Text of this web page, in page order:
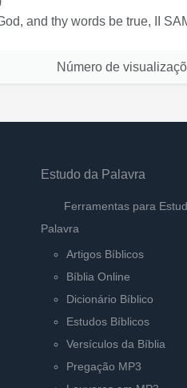
and thy words be true, II
Número de
Estudo da Palavra
Ferramentas para
Palavra
Artigos Bíblicos
Bíblia Online
Dicionário Bíblico
Estudos Bíblicos
Versículos da Bíblia
Pregação MP3